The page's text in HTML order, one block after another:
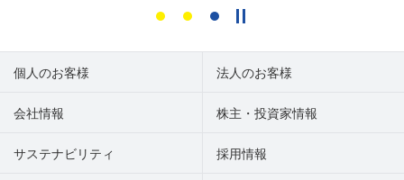
個人のお客様 法人のお客様
会社情報 株主・投資家情報
サステナビリティ 採用情報